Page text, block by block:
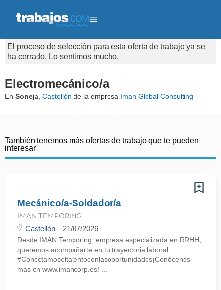
El proceso de selección para esta oferta de trabajo ya se
ha cerrado. Lo sentimos mucho.
Electromecánico/a
En Soneja Castellón de la empresa Iman Global Consulting
También tenemos más ofertas de trabajo que te pueden
interesar
Mecánico/a-Soldador/a
IMAN TEMPORING
Castellón 21/07/2026
Desde IMAN Temporing, empresa especializada en RRHH,
queremos acompañarte en tu trayectoria laboral.
#Conectamoseltalentoconlasoportunidades¡Conócenos
más en www.imancorp.es! ...